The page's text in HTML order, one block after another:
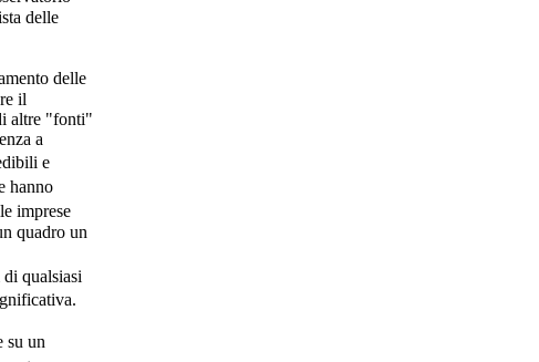
delle
delle
il
altre "fonti"
a
e
hanno
imprese
quadro un
qualsiasi
su un